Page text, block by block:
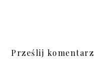
Prześlij komentarz